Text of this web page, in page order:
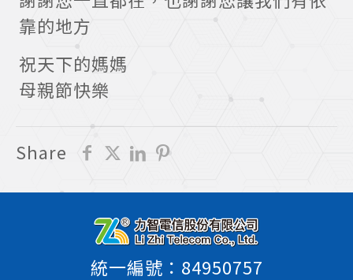
靠的地方
祝天下的媽媽
母親節快樂
Share
統一編號：84950757